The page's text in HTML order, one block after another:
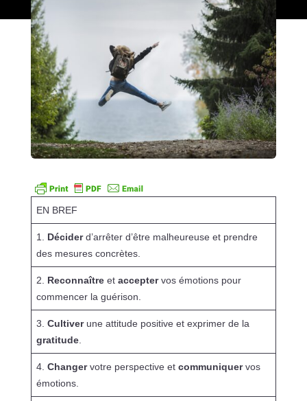
EN BREF
1. Déciderd’arrêter d’être malheureuse et prendre
des mesures concrètes.
2. Reconnaîtreet acceptervos émotions pour
commencer la guérison.
3. Cultiverune attitude positive et exprimer de la
gratitude.
4. Changervotre perspective et communiquervos
émotions.